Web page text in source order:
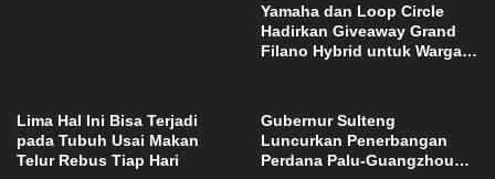
Yamaha dan Loop Circle
Hadirkan Giveaway Grand
Filano Hybrid untuk Warga
Lima Hal Ini Bisa Terjadi
pada Tubuh Usai Makan
Telur Rebus Tiap Hari
Gubernur Sulteng
Luncurkan Penerbangan
Perdana Palu-Guangzhou